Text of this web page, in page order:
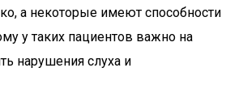
а некоторые имеют способности
у таких пациентов важно на
нарушения слуха и